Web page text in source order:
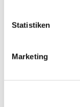
Statistiken
Marketing